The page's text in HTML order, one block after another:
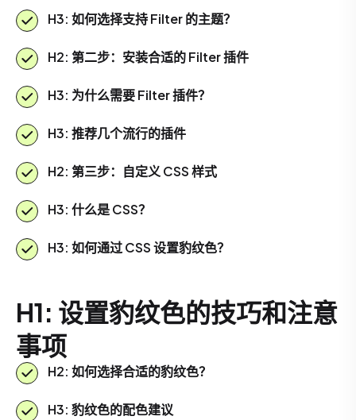
H3: 如何选择支持 Filter 的主题？
H2: 第二步：安装合适的 Filter 插件
H3: 为什么需要 Filter 插件？
H3: 推荐几个流行的插件
H2: 第三步：自定义 CSS 样式
H3: 什么是 CSS？
H3: 如何通过 CSS 设置豹纹色？
H1: 设置豹纹色的技巧和注意
事项
H2: 如何选择合适的豹纹色？
H3: 豹纹色的配色建议